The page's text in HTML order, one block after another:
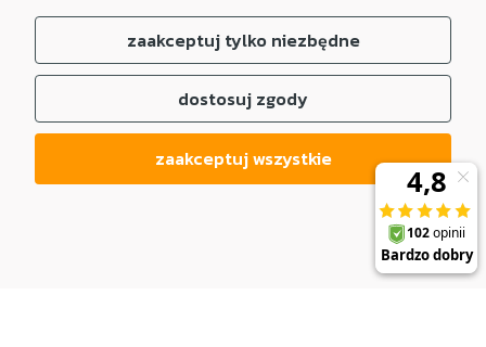
zaakceptuj tylko niezbędne
dostosuj zgody
zaakceptuj wszystkie